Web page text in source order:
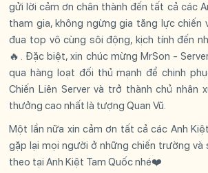
gửi lời cảm ơn chân thành đến tất cả các
tham gia, không ngừng gia tăng lực chiến
đua top vô cùng sôi động, kịch tính đến
🔥. Đặc biệt, xin chúc mừng MrSon -
qua hàng loạt đối thủ mạnh để chinh
Chiến Liên Server và trở thành chủ nhân
thưởng cao nhất là tượng Quan Vũ.
Một lần nữa xin cảm ơn tất cả các Anh
gặp lại mọi người ở những chiến trường và
theo tại Anh Kiệt Tam Quốc nhé❤️